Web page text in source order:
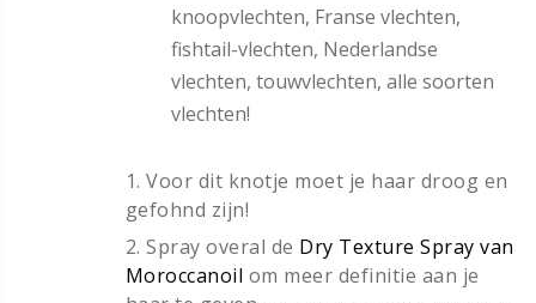
knoopvlechten, Franse vlechten,
fishtail-vlechten, Nederlandse
vlechten, touwvlechten, alle soorten
vlechten!
1. Voor dit knotje moet je haar droog en
gefohnd zijn!
2. Spray overal de Dry Texture Spray van
Moroccanoil om meer definitie aan je